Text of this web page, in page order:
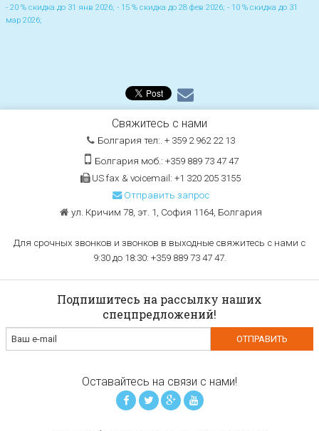
- 20 % скидка до 31 янв 2026; - 15 % скидка до 28 фев 2026; - 10 % скидка до 31
мар 2026;
Свяжитесь с нами
Болгария тел:. + 359 2 962 22 13
Болгария моб.: +359 889 73 47 47
US fax & voicemail: +1 320 205 3155
Отправить запрос
ул. Кричим 78, эт. 1, София 1164, Болгария
Для срочных звонков и звонков в выходные свяжитесь с нами с
9:30 до 18:30: +359 889 73 47 47.
Подпишитесь на рассылку наших
спецпредложений!
Оставайтесь на связи с нами!